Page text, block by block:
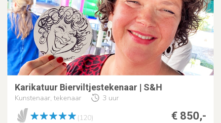
Karikatuur Bierviltjestekenaar | S&H
Kunstenaar, tekenaar 3 uur
€ 850,-
(120)